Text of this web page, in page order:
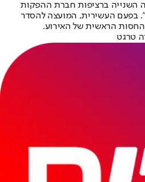
השנייה ברציפות חברת ההפקות
בפעם העשירית, המועצה להסדר
הראשית של האירוע.